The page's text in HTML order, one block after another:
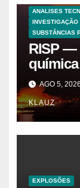
ANALISES
INVESTIGAÇÃO
SUBSTÂNCIAS
RISP —
AGO 5, 2026
KLAUZ
EXPLOSÕES